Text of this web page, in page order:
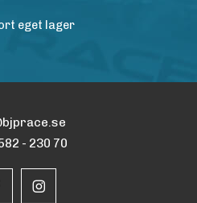
eget lager
- 230 70